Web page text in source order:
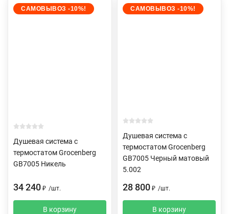
САМОВЫВОЗ -10%!
Душевая система с
термостатом Grocenberg
GB7005 Никель
34 240 ₽ /шт.
В корзину
САМОВЫВОЗ -10%!
Душевая система с
термостатом Grocenberg
GB7005 Черный матовый
5.002
28 800 ₽ /шт.
В корзину